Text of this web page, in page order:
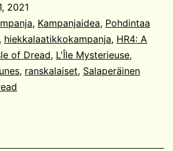
2021
, Kampanjaidea, Pohdintaa
, hiekkalaatikkokampanja, HR4: A
of Dread, L'Île Mysterieuse,
, ranskalaiset, Salaperäinen